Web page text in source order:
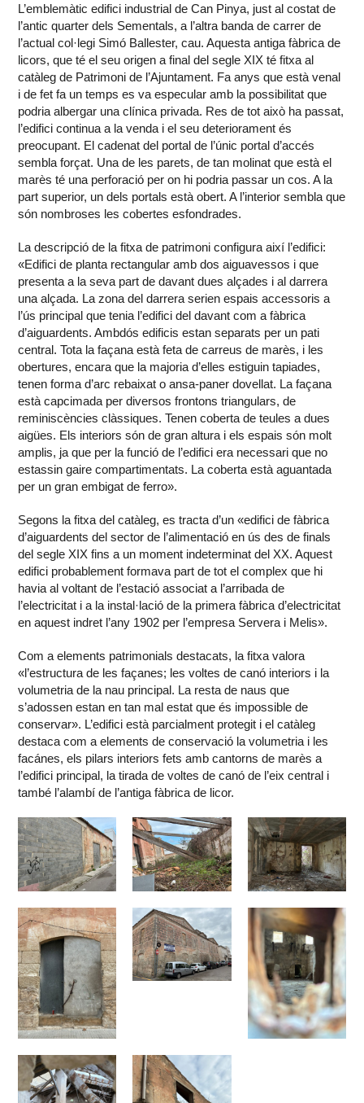
L’emblemàtic edifici industrial de Can Pinya, just al costat de
l’antic quarter dels Sementals, a l’altra banda de carrer de
l’actual col·legi Simó Ballester, cau. Aquesta antiga fàbrica de
licors, que té el seu origen a final del segle XIX té fitxa al
catàleg de Patrimoni de l’Ajuntament. Fa anys que està venal
i de fet fa un temps es va especular amb la possibilitat que
podria albergar una clínica privada. Res de tot això ha passat,
l’edifici continua a la venda i el seu deteriorament és
preocupant. El cadenat del portal de l’únic portal d’accés
sembla forçat. Una de les parets, de tan molinat que està el
marès té una perforació per on hi podria passar un cos. A la
part superior, un dels portals està obert. A l’interior sembla que
són nombroses les cobertes esfondrades.
La descripció de la fitxa de patrimoni configura així l’edifici:
«Edifici de planta rectangular amb dos aiguavessos i que
presenta a la seva part de davant dues alçades i al darrera
una alçada. La zona del darrera serien espais accessoris a
l’ús principal que tenia l’edifici del davant com a fàbrica
d’aiguardents. Ambdós edificis estan separats per un pati
central. Tota la façana està feta de carreus de marès, i les
obertures, encara que la majoria d’elles estiguin tapiades,
tenen forma d’arc rebaixat o ansa-paner dovellat. La façana
està capcimada per diversos frontons triangulars, de
reminiscències clàssiques. Tenen coberta de teules a dues
aigües. Els interiors són de gran altura i els espais són molt
amplis, ja que per la funció de l’edifici era necessari que no
estassin gaire compartimentats. La coberta està aguantada
per un gran embigat de ferro».
Segons la fitxa del catàleg, es tracta d’un «edifici de fàbrica
d’aiguardents del sector de l’alimentació en ús des de finals
del segle XIX fins a un moment indeterminat del XX. Aquest
edifici probablement formava part de tot el complex que hi
havia al voltant de l’estació associat a l’arribada de
l’electricitat i a la instal·lació de la primera fàbrica d’electricitat
en aquest indret l’any 1902 per l’empresa Servera i Melis».
Com a elements patrimonials destacats, la fitxa valora
«l’estructura de les façanes; les voltes de canó interiors i la
volumetria de la nau principal. La resta de naus que
s’adossen estan en tan mal estat que és impossible de
conservar». L’edifici està parcialment protegit i el catàleg
destaca com a elements de conservació la volumetria i les
facánes, els pilars interiors fets amb cantorns de marès a
l’edifici principal, la tirada de voltes de canó de l’eix central i
també l’alambí de l’antiga fàbrica de licor.